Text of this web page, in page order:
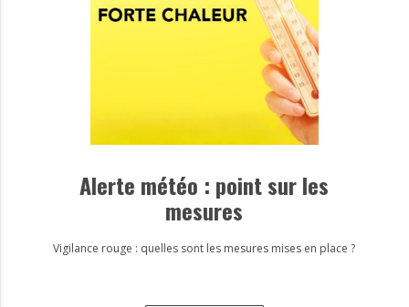
Alerte météo : point sur les
mesures
Vigilance rouge : quelles sont les mesures mises en place ?